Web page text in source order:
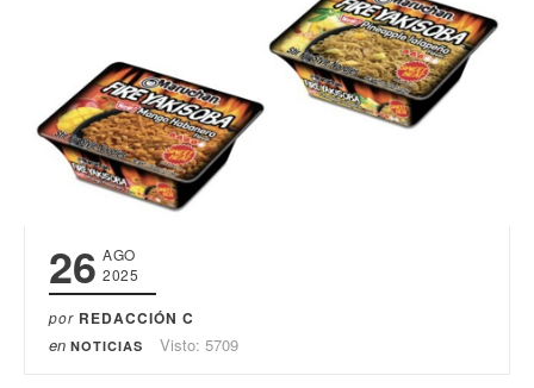
26 AGO
2025
por REDACCIÓN C
en NOTICIAS Visto: 5709